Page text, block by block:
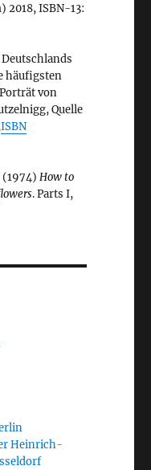
2018, ISBN-13:
häufigsten
von
Quelle
ISBN
(1974) How to
. Parts I,
Heinrich-